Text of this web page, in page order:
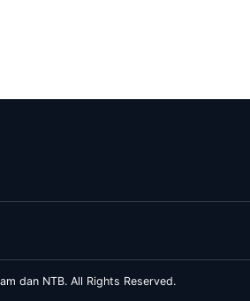
dan NTB. All Rights Reserved.